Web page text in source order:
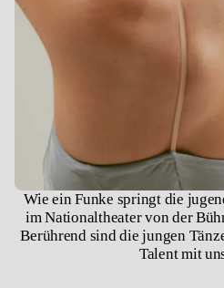
Wie ein Funke springt die
im Nationaltheater von der
Berührend sind die jungen
Talent mit